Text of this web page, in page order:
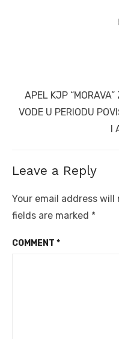
Next
post:
APEL KJP
VODE U PERIODU
I
Leave a Reply
Your email address will
fields are marked *
COMMENT *